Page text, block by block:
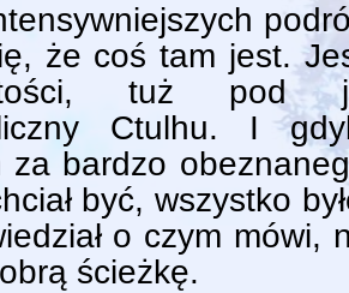
że coś tam jest.
tuż pod
Ctulhu. I
za bardzo
być, wszystko
o czym mówi,
ścieżkę.